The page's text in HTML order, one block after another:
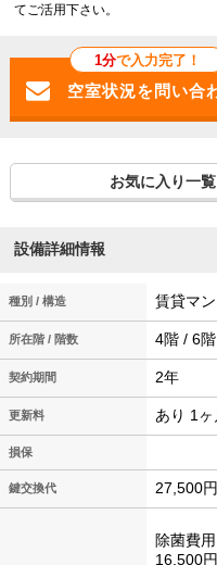
てご活用下さい。
1分で入力完了！
お気に入り一
設備詳細情報
種別 / 構造 賃貸マ
所在階 / 階数 4階 / 6階
契約期間 2年
更新料 あり 1ヶ
損保
鍵交換代 27,500円
除菌費用
16,500円